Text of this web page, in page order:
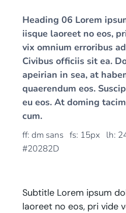
Heading 06 Lorem
iisque laoreet no eos,
vix omnium erroribus
Civibus officiis sit ea.
apeirian in sea, at
quaerendum eos.
eu eos. At doming
cum.
ff: dm sans fs: 15px lh:
#20282D
Subtitle Lorem ipsum
laoreet no eos, pri vide